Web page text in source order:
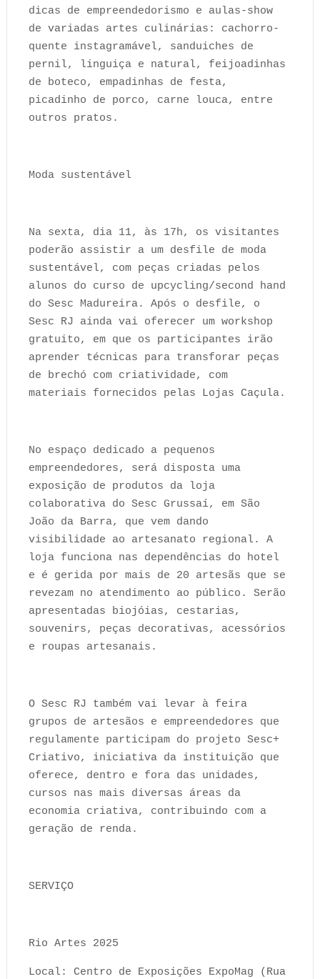
dicas de empreendedorismo e aulas-show
de variadas artes culinárias: cachorro-
quente instagramável, sanduiches de
pernil, linguiça e natural, feijoadinhas
de boteco, empadinhas de festa,
picadinho de porco, carne louca, entre
outros pratos.
Moda sustentável
Na sexta, dia 11, às 17h, os visitantes
poderão assistir a um desfile de moda
sustentável, com peças criadas pelos
alunos do curso de upcycling/second hand
do Sesc Madureira. Após o desfile, o
Sesc RJ ainda vai oferecer um workshop
gratuito, em que os participantes irão
aprender técnicas para transforar peças
de brechó com criatividade, com
materiais fornecidos pelas Lojas Caçula.
No espaço dedicado a pequenos
empreendedores, será disposta uma
exposição de produtos da loja
colaborativa do Sesc Grussaí, em São
João da Barra, que vem dando
visibilidade ao artesanato regional. A
loja funciona nas dependências do hotel
e é gerida por mais de 20 artesãs que se
revezam no atendimento ao público. Serão
apresentadas biojóias, cestarias,
souvenirs, peças decorativas, acessórios
e roupas artesanais.
O Sesc RJ também vai levar à feira
grupos de artesãos e empreendedores que
regulamente participam do projeto Sesc+
Criativo, iniciativa da instituição que
oferece, dentro e fora das unidades,
cursos nas mais diversas áreas da
economia criativa, contribuindo com a
geração de renda.
SERVIÇO
Rio Artes 2025
Local: Centro de Exposições ExpoMag (Rua